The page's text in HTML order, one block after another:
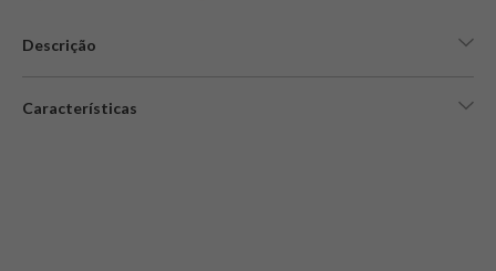
Descrição
Características